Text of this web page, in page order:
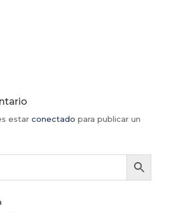
estar conectado para publicar un